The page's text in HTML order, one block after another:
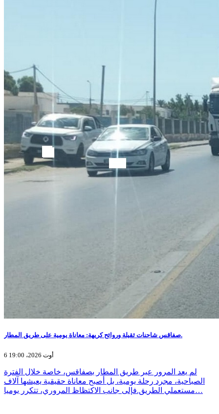
صفاقس شاحنات ثقيلة وروائح كريهة: معاناة يومية على طريق المطار.
6 أوت 2026، 19:00
لم يعد المرور عبر طريق المطار بصفاقس، خاصة خلال الفترة
الصباحية، مجرد رحلة يومية، بل أصبح معاناة حقيقية يعيشها آلاف
مستعملي الطريق.فإلى جانب الاكتظاظ المروري، تتكرر يوميا…